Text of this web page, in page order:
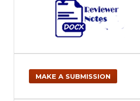
MAKE A SUBMISSION